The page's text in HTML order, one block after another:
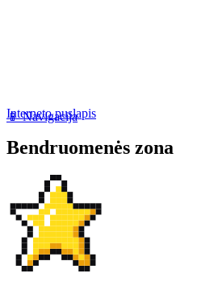
📱 Navigacija
Interneto puslapis
Bendruomenės zona